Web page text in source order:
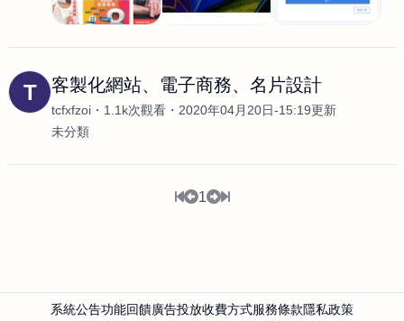
T 客製化網站、電子商務、名片設計
tcfxfzoi 1.1k次觀看
2020年04月20日-15:19更新
未分類
1
系統公告功能回饋廣告投放收費方式服務條款隱私政策